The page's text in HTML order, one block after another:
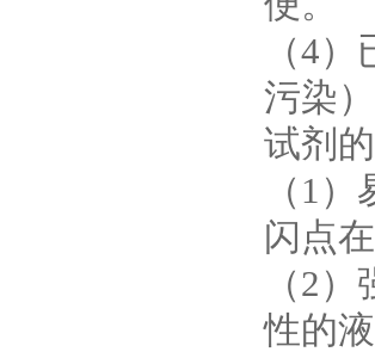
（4
污染
试剂
（1
闪点
（2
性的